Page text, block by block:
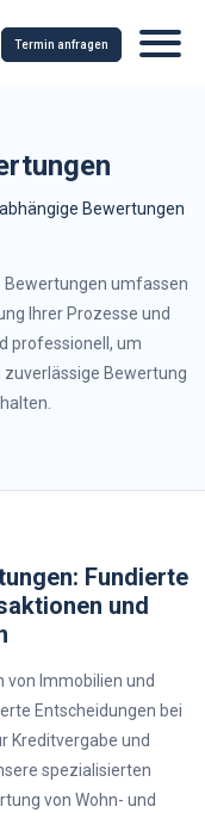
Termin anfragen
Bewertungen
Bewertungen umfassen
Ihrer Prozesse und
professionell, um
zuverlässige Bewertung
Fundierte
und
von Immobilien und
Entscheidungen bei
Kreditvergabe und
spezialisierten
von Wohn- und